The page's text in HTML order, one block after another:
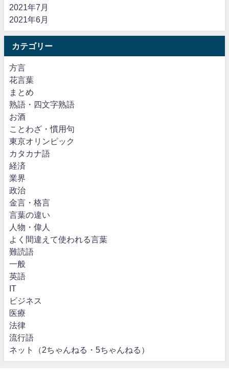
2021年7月
2021年6月
カテゴリー
方言
花言葉
まとめ
熟語・四文字熟語
お酒
ことわざ・慣用句
東京オリンピック
カタカナ語
経済
業界
政治
金言・格言
言葉の違い
人物・偉人
よく間違えて使われる言葉
難読語
一般
英語
IT
ビジネス
医療
法律
流行語
ネット（2ちゃんねる・5ちゃんねる）